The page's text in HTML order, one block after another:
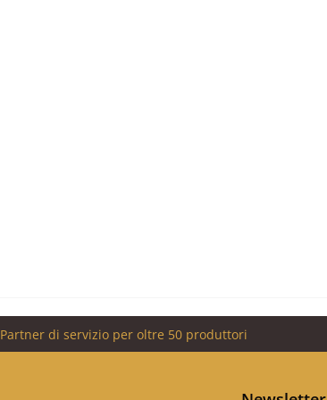
Partner di servizio per oltre 50 produttori